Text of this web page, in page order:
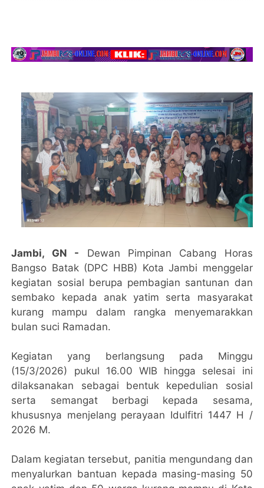
Jambi, GN - Dewan Pimpinan Cabang Horas
Bangso Batak (DPC HBB) Kota Jambi menggelar
kegiatan sosial berupa pembagian santunan dan
sembako kepada anak yatim serta masyarakat
kurang mampu dalam rangka menyemarakkan
bulan suci Ramadan.
Kegiatan yang berlangsung pada Minggu
(15/3/2026) pukul 16.00 WIB hingga selesai ini
dilaksanakan sebagai bentuk kepedulian sosial
serta semangat berbagi kepada sesama,
khususnya menjelang perayaan Idulfitri 1447 H /
2026 M.
Dalam kegiatan tersebut, panitia mengundang dan
menyalurkan bantuan kepada masing-masing 50